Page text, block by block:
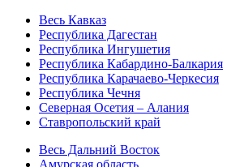
Весь Кавказ
Республика Дагестан
Республика Ингушетия
Республика Кабардино-Балкария
Республика Карачаево-Черкесия
Республика Чечня
Северная Осетия – Алания
Ставропольский край
Весь Дальний Восток
Амурская область